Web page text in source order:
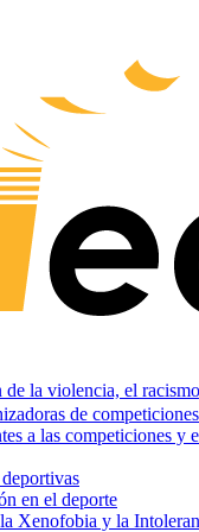
la violencia, el
de
a las competiciones y
en el deporte
Xenofobia y la